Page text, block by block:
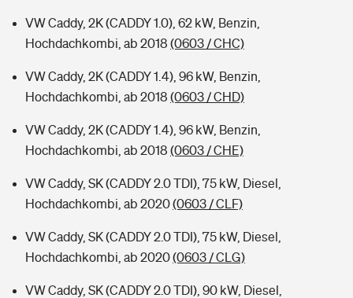
VW Caddy, 2K (CADDY 1.0), 62 kW, Benzin,
Hochdachkombi, ab 2018 (0603 / CHC)
VW Caddy, 2K (CADDY 1.4), 96 kW, Benzin,
Hochdachkombi, ab 2018 (0603 / CHD)
VW Caddy, 2K (CADDY 1.4), 96 kW, Benzin,
Hochdachkombi, ab 2018 (0603 / CHE)
VW Caddy, SK (CADDY 2.0 TDI), 75 kW, Diesel,
Hochdachkombi, ab 2020(0603 / CLF)
VW Caddy, SK (CADDY 2.0 TDI), 75 kW, Diesel,
Hochdachkombi, ab 2020(0603 / CLG)
VW Caddy, SK (CADDY 2.0 TDI), 90 kW, Diesel,